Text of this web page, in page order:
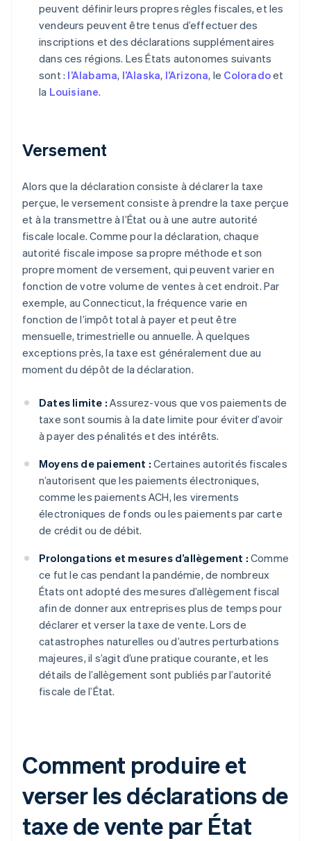
peuvent définir leurs propres règles fiscales, et les
vendeurs peuvent être tenus d’effectuer des
inscriptions et des déclarations supplémentaires
dans ces régions. Les États autonomes suivants
sont : l’Alabama, l’Alaska, l’Arizona, le Coloradoet
la Louisiane.
Versement
Alors que la déclaration consiste à déclarer la taxe
perçue, le versement consiste à prendre la taxe perçue
et à la transmettre à l’État ou à une autre autorité
fiscale locale. Comme pour la déclaration, chaque
autorité fiscale impose sa propre méthode et son
propre moment de versement, qui peuvent varier en
fonction de votre volume de ventes à cet endroit. Par
exemple, au Connecticut, la fréquence varie en
fonction de l’impôt total à payer et peut être
mensuelle, trimestrielle ou annuelle. À quelques
exceptions près, la taxe est généralement due au
moment du dépôt de la déclaration.
Dates limite : Assurez-vous que vos paiements de
taxe sont soumis à la date limite pour éviter d’avoir
à payer des pénalités et des intérêts.
Moyens de paiement : Certaines autorités fiscales
n’autorisent que les paiements électroniques,
comme les paiements ACH, les virements
électroniques de fonds ou les paiements par carte
de crédit ou de débit.
Prolongations et mesures d’allègement : Comme
ce fut le cas pendant la pandémie, de nombreux
États ont adopté des mesures d’allègement fiscal
afin de donner aux entreprises plus de temps pour
déclarer et verser la taxe de vente. Lors de
catastrophes naturelles ou d’autres perturbations
majeures, il s’agit d’une pratique courante, et les
détails de l’allègement sont publiés par l’autorité
fiscale de l’État.
Comment produire et
verser les déclarations de
taxe de vente par État